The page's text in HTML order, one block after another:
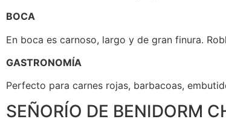
BOCA
En boca es carnoso, largo y de gran finura.
GASTRONOMÍA
Perfecto para carnes rojas, barbacoas,
SEÑORÍO DE BENIDORM